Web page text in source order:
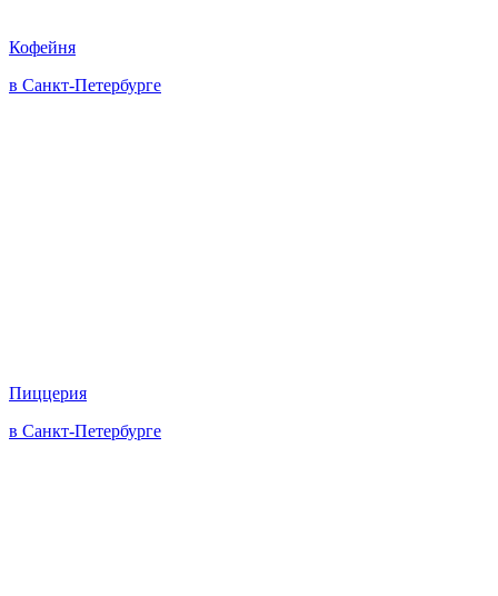
Кофейня
в Санкт-Петербурге
Пиццерия
в Санкт-Петербурге